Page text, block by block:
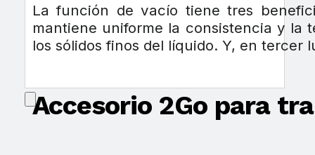
La función de vacío tiene tres
mantiene uniforme la consistencia y la
los sólidos finos del líquido. Y, en
Accesorio 2Go para